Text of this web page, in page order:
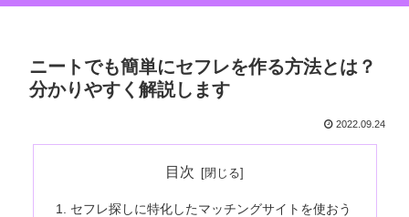
ニートでも簡単にセフレを作る方法とは？
分かりやすく解説します
2022.09.24
目次
セフレ探しに特化したマッチングサイトを使おう